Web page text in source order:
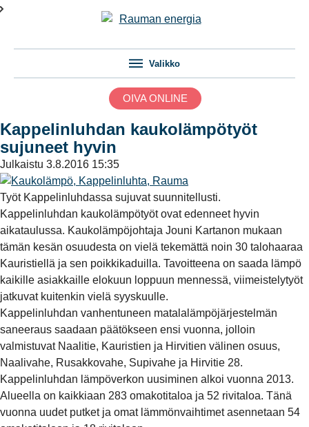
Valikko
OIVA ONLINE
Kappelinluhdan kaukolämpötyöt
sujuneet hyvin
Julkaistu 3.8.2016 15:35
Työt Kappelinluhdassa sujuvat suunnitellusti.
Kappelinluhdan kaukolämpötyöt ovat edenneet hyvin
aikataulussa. Kaukolämpöjohtaja Jouni Kartanon mukaan
tämän kesän osuudesta on vielä tekemättä noin 30 talohaaraa
Kauristiellä ja sen poikkikaduilla. Tavoitteena on saada lämpö
kaikille asiakkaille elokuun loppuun mennessä, viimeistelytyöt
jatkuvat kuitenkin vielä syyskuulle.
Kappelinluhdan vanhentuneen matalalämpöjärjestelmän
saneeraus saadaan päätökseen ensi vuonna, jolloin
valmistuvat Naalitie, Kauristien ja Hirvitien välinen osuus,
Naalivahe, Rusakkovahe, Supivahe ja Hirvitie 28.
Kappelinluhdan lämpöverkon uusiminen alkoi vuonna 2013.
Alueella on kaikkiaan 283 omakotitaloa ja 52 rivitaloa. Tänä
vuonna uudet putket ja omat lämmönvaihtimet asennetaan 54